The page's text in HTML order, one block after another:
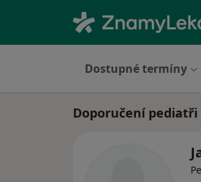
Dostupné termíny
Doporučení pediatři